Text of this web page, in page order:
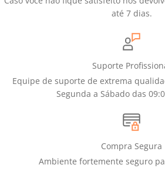
até 7 dias.
Suporte
Equipe de suporte de extrema
Segunda a Sábado das
Compra Segura
Ambiente fortemente seguro